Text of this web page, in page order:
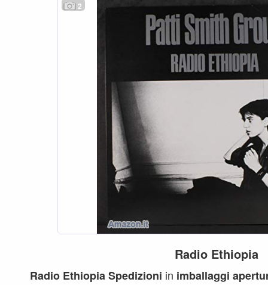
2
Radio Ethiopia
Radio EthiopiaSpedizioni in imballaggi